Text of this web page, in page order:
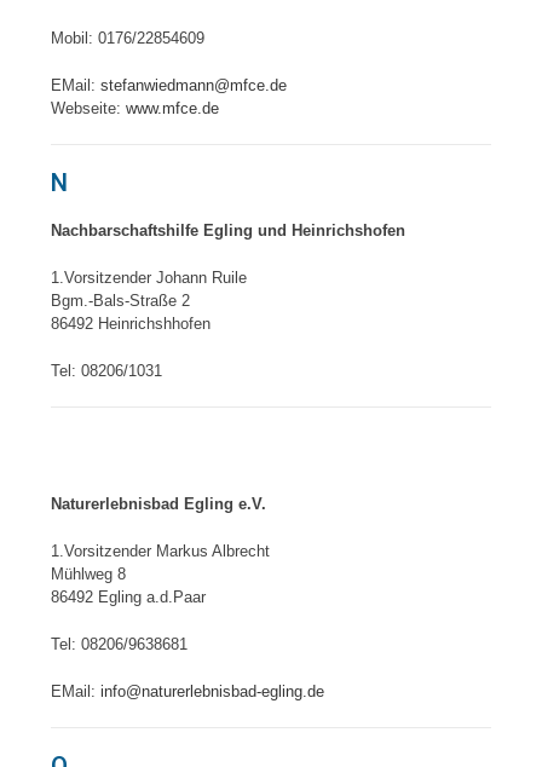
Mobil: 0176/22854609
EMail:stefanwiedmann@mfce.de
Webseite:www.mfce.de
N
Nachbarschaftshilfe Egling und Heinrichshofen
1.Vorsitzender Johann Ruile
Bgm.-Bals-Straße 2
86492 Heinrichshhofen
Tel: 08206/1031
Naturerlebnisbad Egling e.V.
1.Vorsitzender Markus Albrecht
Mühlweg 8
86492 Egling a.d.Paar
Tel: 08206/9638681
EMail:info@naturerlebnisbad-egling.de